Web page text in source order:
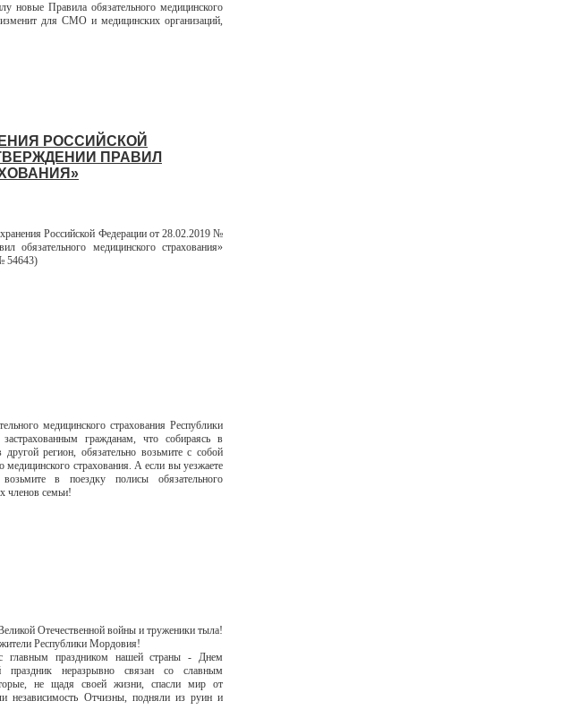
новые Правила обязательного медицинского
для СМО и медицинских организаций,
РОССИЙСКОЙ
ПРАВИЛ
Российской Федерации от 28.02.2019 №
обязательного медицинского страхования»
54643)
медицинского страхования Республики
гражданам, что собираясь в
регион, обязательно возьмите с собой
медицинского страхования. А если вы уезжаете
в поездку полисы обязательного
членов семьи!
Отечественной войны и труженики тыла!
Республики Мордовия!
главным праздником нашей страны - Днем
праздник неразрывно связан со славным
не щадя своей жизни, спасли мир от
независимость Отчизны, подняли из руин и